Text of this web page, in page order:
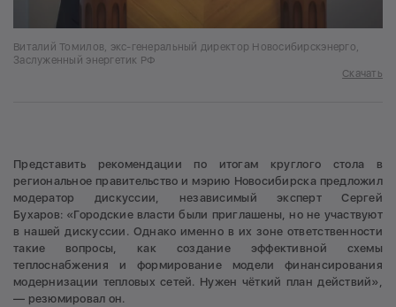
Виталий Томилов, экс-генеральный директор Новосибирскэнерго,
Заслуженный энергетик РФ
Скачать
Представить рекомендации по итогам круглого стола в
региональное правительство и мэрию Новосибирска предложил
модератор дискуссии, независимый эксперт Сергей
Бухаров: «Городские власти были приглашены, но не участвуют
в нашей дискуссии. Однако именно в их зоне ответственности
такие вопросы, как создание эффективной схемы
теплоснабжения и формирование модели финансирования
модернизации тепловых сетей. Нужен чёткий план действий»,
— резюмировал он.